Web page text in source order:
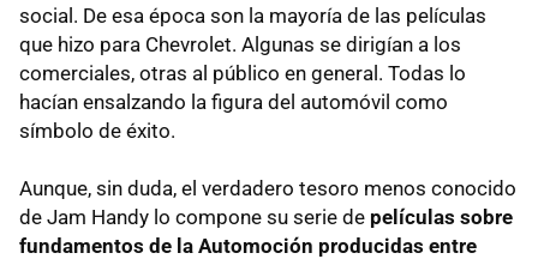
social. De esa época son la mayoría de las películas
que hizo para Chevrolet. Algunas se dirigían a los
comerciales, otras al público en general. Todas lo
hacían ensalzando la figura del automóvil como
símbolo de éxito.
Aunque, sin duda, el verdadero tesoro menos conocido
de Jam Handy lo compone su serie de películas sobre
fundamentos de la Automoción producidas entre